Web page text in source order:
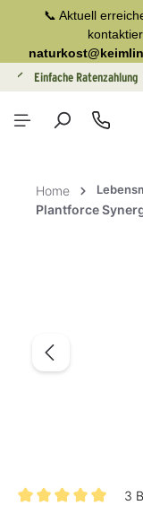
springen
📞 Aktuell
Einfache Ratenzahlung
Home
Plantforce
3